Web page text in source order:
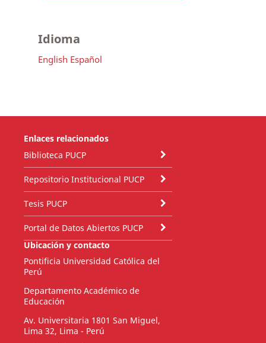
Idioma
English Español
Enlaces relacionados
Biblioteca PUCP
Repositorio Institucional PUCP
Tesis PUCP
Portal de Datos Abiertos PUCP
Ubicación y contacto
Pontificia Universidad Católica del
Perú
Departamento Académico de
Educación
Av. Universitaria 1801 San Miguel,
Lima 32, Lima - Perú